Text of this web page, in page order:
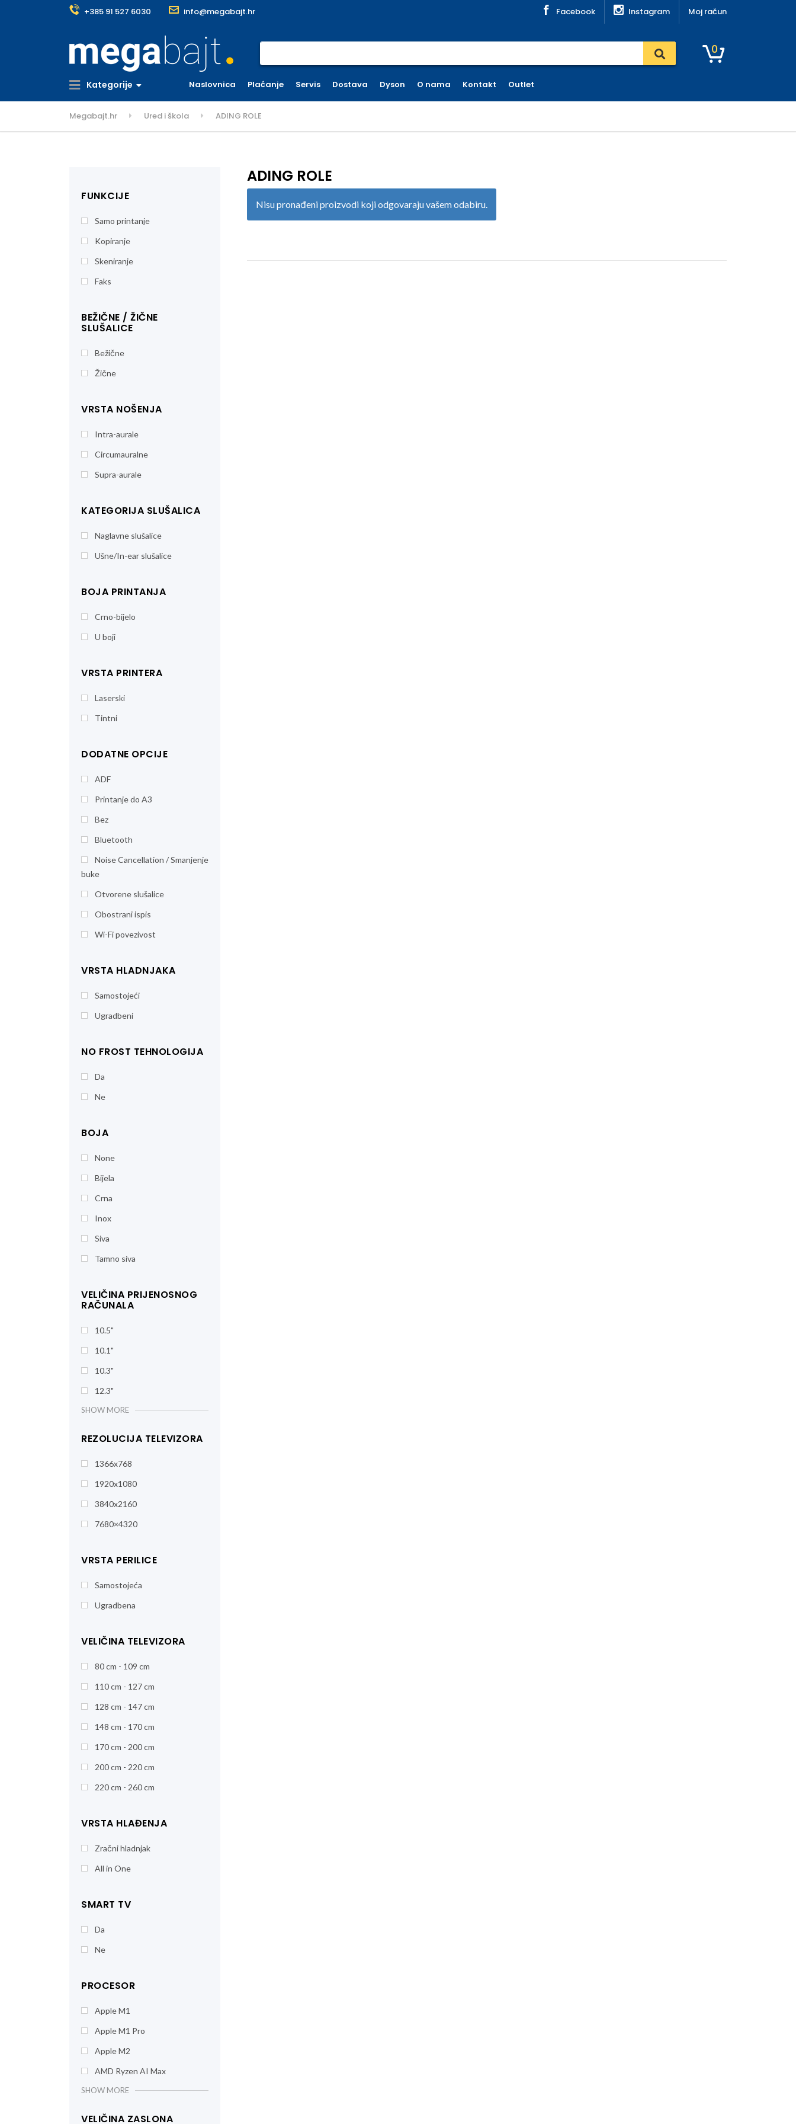
+385 91 527 6030 info@megabajt.hr Facebook Instagram Moj račun
0
Kategorije Naslovnica Plaćanje Servis Dostava Dyson O nama Kontakt Outlet
Megabajt.hr Ured i škola ADING ROLE
ADING ROLE
Nisu pronađeni proizvodi koji odgovaraju vašem odabiru.
FUNKCIJE
Samo printanje
Kopiranje
Skeniranje
Faks
BEŽIČNE / ŽIČNE
SLUŠALICE
Bežične
Žične
VRSTA NOŠENJA
Intra-aurale
Circumauralne
Supra-aurale
KATEGORIJA SLUŠALICA
Naglavne slušalice
Ušne/In-ear slušalice
BOJA PRINTANJA
Crno-bijelo
U boji
VRSTA PRINTERA
Laserski
Tintni
DODATNE OPCIJE
ADF
Printanje do A3
Bez
Bluetooth
Noise Cancellation / Smanjenje
buke
Otvorene slušalice
Obostrani ispis
Wi-Fi povezivost
VRSTA HLADNJAKA
Samostojeći
Ugradbeni
NO FROST TEHNOLOGIJA
Da
Ne
BOJA
None
Bijela
Crna
Inox
Siva
Tamno siva
VELIČINA PRIJENOSNOG
RAČUNALA
10.5"
10.1"
10.3"
12.3"
SHOW MORE
REZOLUCIJA TELEVIZORA
1366x768
1920x1080
3840x2160
7680×4320
VRSTA PERILICE
Samostojeća
Ugradbena
VELIČINA TELEVIZORA
80 cm - 109 cm
110 cm - 127 cm
128 cm - 147 cm
148 cm - 170 cm
170 cm - 200 cm
200 cm - 220 cm
220 cm - 260 cm
VRSTA HLAĐENJA
Zračni hladnjak
All in One
SMART TV
Da
Ne
PROCESOR
Apple M1
Apple M1 Pro
Apple M2
AMD Ryzen AI Max
SHOW MORE
VELIČINA ZASLONA